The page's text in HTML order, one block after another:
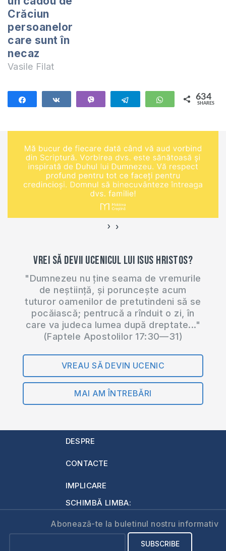
Crăciun
persoanelor
care sunt în
necaz
Vasile Filat
Telegram WhatsApp
634
SHARES
‹ ›
Vrei să devii ucenicul lui Isus Hristos?
"Dumnezeu nu ține seama de vremurile
de neștiință, și poruncește acum
tuturor oamenilor de pretutindeni să se
pocăiască; pentrucă a rînduit o zi, în
care va judeca lumea după dreptate..."
(Faptele Apostolilor 17:30—31)
VREAU SĂ DEVIN UCENIC
MAI AM ÎNTREBĂRI
DESPRE
CONTACTE
IMPLICARE
SCHIMBĂ LIMBA:
Abonează-te la buletinul nostru informativ